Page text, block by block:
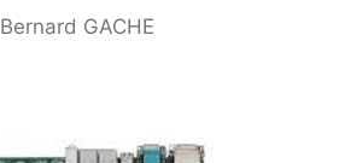
Bernard GACHE